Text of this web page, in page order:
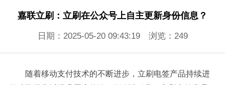
嘉联立刷：立刷在公众号上自主更新身份信息？
日期：2025-05-20 09:43:19 浏览： 249
随着移动支付技术的不断进步，立刷电签产品持续进